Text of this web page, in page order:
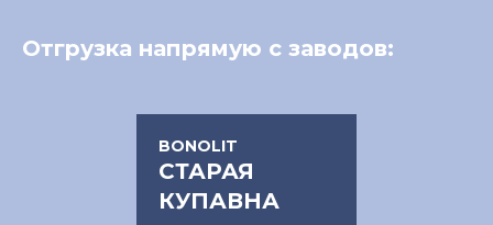
Отгрузка напрямую с заводов:
BONOLIT
СТАРАЯ
КУПАВНА